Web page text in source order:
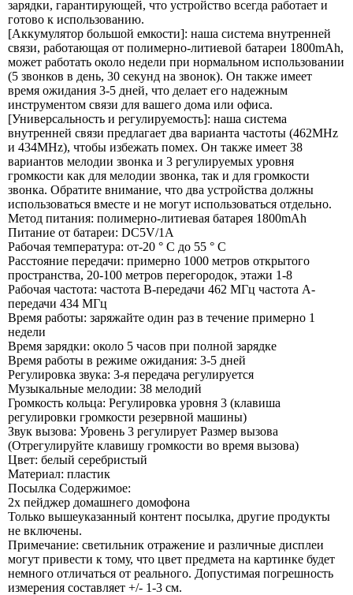
зарядки, гарантирующей, что устройство всегда работает и
готово к использованию.
[Аккумулятор большой емкости]: наша система внутренней
связи, работающая от полимерно-литиевой батареи 1800mAh,
может работать около недели при нормальном использовании
(5 звонков в день, 30 секунд на звонок). Он также имеет
время ожидания 3-5 дней, что делает его надежным
инструментом связи для вашего дома или офиса.
[Универсальность и регулируемость]: наша система
внутренней связи предлагает два варианта частоты (462MHz
и 434MHz), чтобы избежать помех. Он также имеет 38
вариантов мелодии звонка и 3 регулируемых уровня
громкости как для мелодии звонка, так и для громкости
звонка. Обратите внимание, что два устройства должны
использоваться вместе и не могут использоваться отдельно.
Метод питания: полимерно-литиевая батарея 1800mAh
Питание от батареи: DC5V/1A
Рабочая температура: от-20 ° C до 55 ° C
Расстояние передачи: примерно 1000 метров открытого
пространства, 20-100 метров перегородок, этажи 1-8
Рабочая частота: частота B-передачи 462 МГц частота A-
передачи 434 МГц
Время работы: заряжайте один раз в течение примерно 1
недели
Время зарядки: около 5 часов при полной зарядке
Время работы в режиме ожидания: 3-5 дней
Регулировка звука: 3-я передача регулируется
Музыкальные мелодии: 38 мелодий
Громкость кольца: Регулировка уровня 3 (клавиша
регулировки громкости резервной машины)
Звук вызова: Уровень 3 регулирует Размер вызова
(Отрегулируйте клавишу громкости во время вызова)
Цвет: белый серебристый
Материал: пластик
Посылка Содержимое:
2x пейджер домашнего домофона
Только вышеуказанный контент посылка, другие продукты
не включены.
Примечание: светильник отражение и различные дисплеи
могут привести к тому, что цвет предмета на картинке будет
немного отличаться от реального. Допустимая погрешность
измерения составляет +/- 1-3 см.